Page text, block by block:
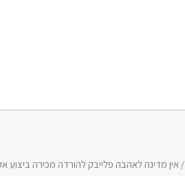
/ אין מדינה לאהבה פלייבק להורדה מכירה ביצוע